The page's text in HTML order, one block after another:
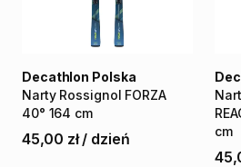
Narty Rossignol FORZA
40° 164 cm
Decathlon Polska
45,00 zł / dzień
cm